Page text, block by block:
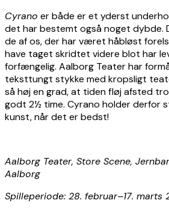
Cyrano er både er et yderst
det har bestemt også noget dybde.
de af os, der har været håbløst
have taget skridtet videre blot har
forfængelig. Aalborg Teater har
teksttungt stykke med kropsligt
så høj en grad, at tiden fløj afsted
godt 2½ time. Cyrano holder derfor
kunst, når det er bedst!
Aalborg Teater, Store Scene,
Aalborg
Spilleperiode: 28. februar–17. marts